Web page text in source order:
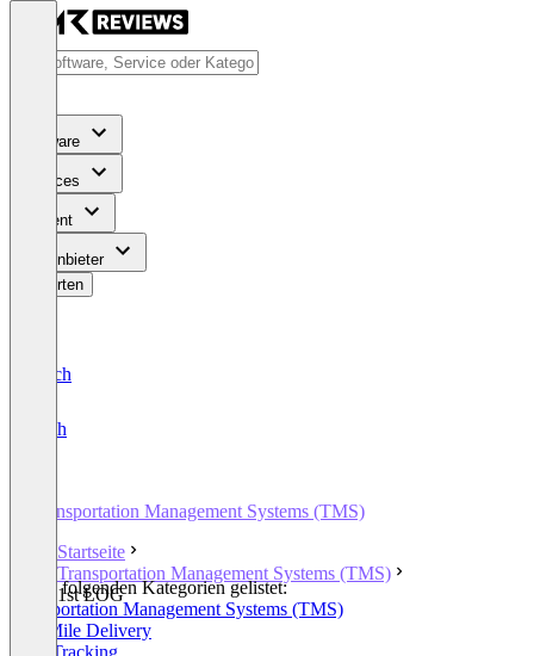
Software
Services
Content
Für Anbieter
Bewerten
Deutsch
English
Transportation Management Systems (TMS)
Startseite
Transportation Management Systems (TMS)
1st LOG
In den folgenden Kategorien gelistet:
Transportation Management Systems (TMS)
Last Mile Delivery